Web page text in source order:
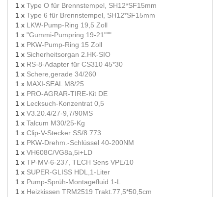
1 x Type O für Brennstempel, SH12*SF15mm
1 x Type 6 für Brennstempel, SH12*SF15mm
1 x LKW-Pump-Ring 19,5 Zoll
1 x "Gummi-Pumpring 19-21"""
1 x PKW-Pump-Ring 15 Zoll
1 x Sicherheitsorgan 2.HK-SIO
1 x RS-8-Adapter für CS310 45*30
1 x Schere,gerade 34/260
1 x MAXI-SEAL M8/25
1 x PRO-AGRAR-TIRE-Kit DE
1 x Lecksuch-Konzentrat 0,5
1 x V3.20.4/27-9,7/90MS
1 x Talcum M30/25-Kg
1 x Clip-V-Stecker SS/8 773
1 x PKW-Drehm.-Schlüssel 40-200NM
1 x VH608C/VG8a,5i+LD
1 x TP-MV-6-237, TECH Sens VPE/10
1 x SUPER-GLISS HDL,1-Liter
1 x Pump-Sprüh-Montagefluid 1-L
1 x Heizkissen TRM2519 Trakt.77,5*50,5cm